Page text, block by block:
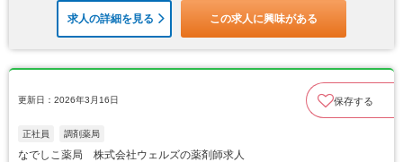
求人の詳細を見る この求人に興味がある
更新日：2026年3月16日 保存する
正社員 調剤薬局
なでしこ薬局 株式会社ウェルズの薬剤師求人